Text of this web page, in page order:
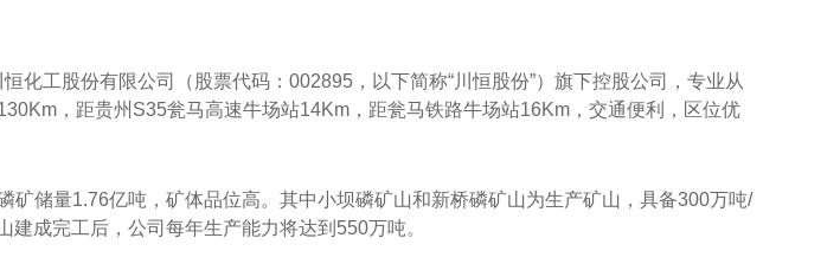
化工股份有限公司（股票代码：002895，以下简称“川恒股份”）旗下控股公司，专业从
，距贵州S35瓮马高速牛场站14Km，距瓮马铁路牛场站16Km，交通便利，区位优
储量1.76亿吨，矿体品位高。其中小坝磷矿山和新桥磷矿山为生产矿山，具备300万吨/
成完工后，公司每年生产能力将达到550万吨。